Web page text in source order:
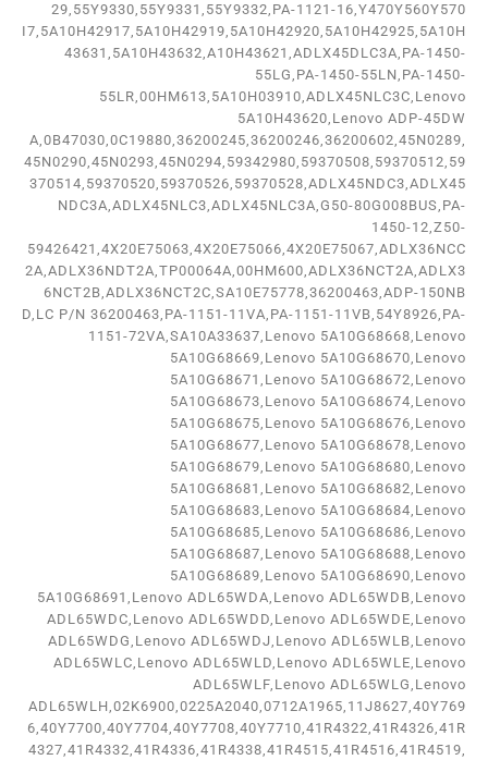
29,55Y9330,55Y9331,55Y9332,PA-1121-16,Y470Y560Y570
I7,5A10H42917,5A10H42919,5A10H42920,5A10H42925,5A10H
43631,5A10H43632,A10H43621,ADLX45DLC3A,PA-1450-
55LG,PA-1450-55LN,PA-1450-
55LR,00HM613,5A10H03910,ADLX45NLC3C,Lenovo
5A10H43620,Lenovo ADP-45DW
A,0B47030,0C19880,36200245,36200246,36200602,45N0289,
45N0290,45N0293,45N0294,59342980,59370508,59370512,59
370514,59370520,59370526,59370528,ADLX45NDC3,ADLX45
NDC3A,ADLX45NLC3,ADLX45NLC3A,G50-80G008BUS,PA-
1450-12,Z50-
59426421,4X20E75063,4X20E75066,4X20E75067,ADLX36NCC
2A,ADLX36NDT2A,TP00064A,00HM600,ADLX36NCT2A,ADLX3
6NCT2B,ADLX36NCT2C,SA10E75778,36200463,ADP-150NB
D,LC P/N 36200463,PA-1151-11VA,PA-1151-11VB,54Y8926,PA-
1151-72VA,SA10A33637,Lenovo 5A10G68668,Lenovo
5A10G68669,Lenovo 5A10G68670,Lenovo
5A10G68671,Lenovo 5A10G68672,Lenovo
5A10G68673,Lenovo 5A10G68674,Lenovo
5A10G68675,Lenovo 5A10G68676,Lenovo
5A10G68677,Lenovo 5A10G68678,Lenovo
5A10G68679,Lenovo 5A10G68680,Lenovo
5A10G68681,Lenovo 5A10G68682,Lenovo
5A10G68683,Lenovo 5A10G68684,Lenovo
5A10G68685,Lenovo 5A10G68686,Lenovo
5A10G68687,Lenovo 5A10G68688,Lenovo
5A10G68689,Lenovo 5A10G68690,Lenovo
5A10G68691,Lenovo ADL65WDA,Lenovo ADL65WDB,Lenovo
ADL65WDC,Lenovo ADL65WDD,Lenovo ADL65WDE,Lenovo
ADL65WDG,Lenovo ADL65WDJ,Lenovo ADL65WLB,Lenovo
ADL65WLC,Lenovo ADL65WLD,Lenovo ADL65WLE,Lenovo
ADL65WLF,Lenovo ADL65WLG,Lenovo
ADL65WLH,02K6900,0225A2040,0712A1965,11J8627,40Y769
6,40Y7700,40Y7704,40Y7708,40Y7710,41R4322,41R4326,41R
4327,41R4332,41R4336,41R4338,41R4515,41R4516,41R4519,